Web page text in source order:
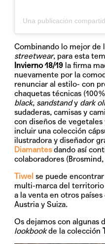
Una publicación
Combinando lo mejor de
streetwear, para esta
Invierno 18/19 la firma
nuevamente por la
renunciar al estilo- con
chaquetas técnicas
black, sandstandy dark
sudaderas, camisas y
con diseños de vegetales
incluir una colección
ilustradora y diseñador
Diamantesdando así
colaboradores
Tiwel se puede
multi-marca del
a la venta en otros
Austria y Suiza.
Os dejamos con algunas
lookbookde la colección